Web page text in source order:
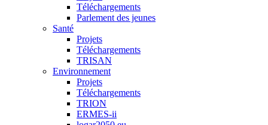
Téléchargements
Parlement des jeunes
Santé
Projets
Téléchargements
TRISAN
Environnement
Projets
Téléchargements
TRION
ERMES-ii